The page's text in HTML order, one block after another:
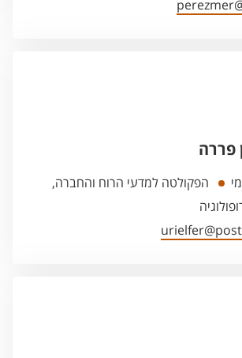
פררה
הפקולטה למדעי הרוח והחברה,